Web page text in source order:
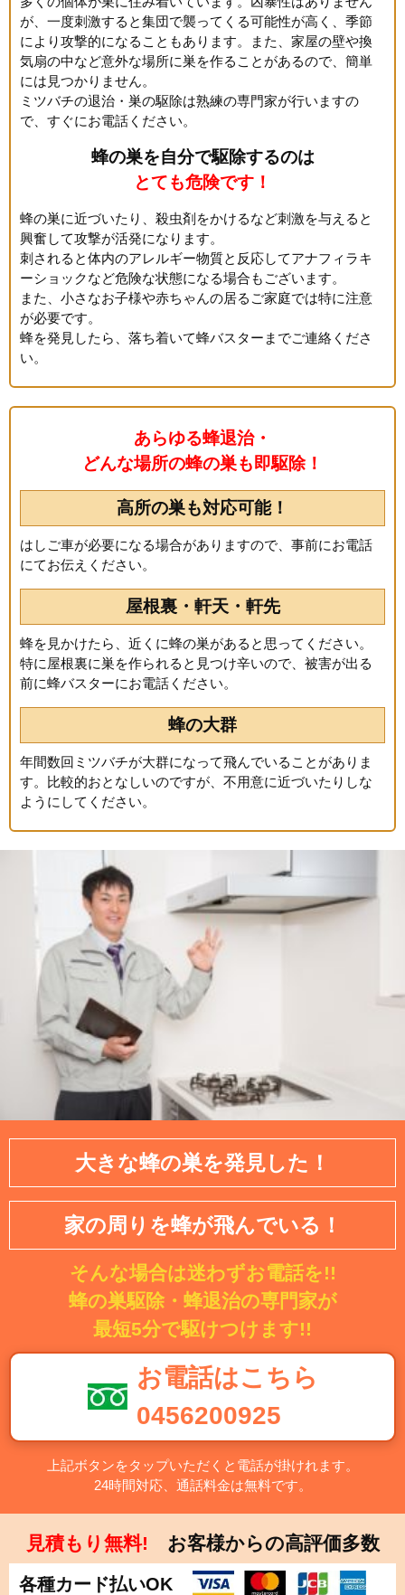
が、一度刺激すると集団で襲ってくる可能性が高く、季節
により攻撃的になることもあります。また、家屋の壁や換
気扇の中など意外な場所に巣を作ることがあるので、簡単
には見つかりません。
ミツバチの退治・巣の駆除は熟練の専門家が行いますの
で、すぐにお電話ください。
蜂の巣を自分で駆除するのは
とても危険です！
蜂の巣に近づいたり、殺虫剤をかけるなど刺激を与えると
興奮して攻撃が活発になります。
刺されると体内のアレルギー物質と反応してアナフィラキ
ーショックなど危険な状態になる場合もございます。
また、小さなお子様や赤ちゃんの居るご家庭では特に注意
が必要です。
蜂を発見したら、落ち着いて蜂バスターまでご連絡くださ
い。
あらゆる蜂退治・
どんな場所の蜂の巣も即駆除！
高所の巣も対応可能！
はしご車が必要になる場合がありますので、事前にお電話
にてお伝えください。
屋根裏・軒天・軒先
蜂を見かけたら、近くに蜂の巣があると思ってください。
特に屋根裏に巣を作られると見つけ辛いので、被害が出る
前に蜂バスターにお電話ください。
蜂の大群
年間数回ミツバチが大群になって飛んでいることがありま
す。比較的おとなしいのですが、不用意に近づいたりしな
ようにしてください。
大きな蜂の巣を発見した！
家の周りを蜂が飛んでいる！
そんな場合は迷わずお電話を!!
蜂の巣駆除・蜂退治の専門家が
最短5分で駆けつけます!!
お電話はこちら
0456200925
上記ボタンをタップいただくと電話が掛けれます。
24時間対応、通話料金は無料です。
見積もり無料! お客様からの高評価多数
各種カード払いOK